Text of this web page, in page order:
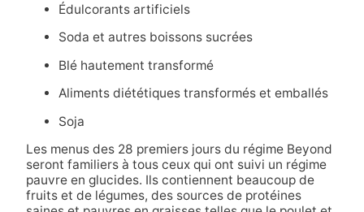
Édulcorants artificiels
Soda et autres boissons sucrées
Blé hautement transformé
Aliments diététiques transformés et emballés
Soja
Les menus des 28 premiers jours du régime Beyond
seront familiers à tous ceux qui ont suivi un régime
pauvre en glucides. Ils contiennent beaucoup de
fruits et de légumes, des sources de protéines